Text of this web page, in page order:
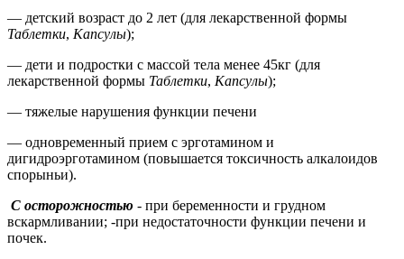
— детский возраст до 2 лет (для лекарственной формы
Таблетки, Капсулы);
— дети и подростки с массой тела менее 45кг (для
лекарственной формы Таблетки, Капсулы);
— тяжелые нарушения функции печени
— одновременный прием с эрготамином и
дигидроэрготамином (повышается токсичность алкалоидов
спорыньи).
С осторожностью - при беременности и грудном
вскармливании; -при недостаточности функции печени и
почек.